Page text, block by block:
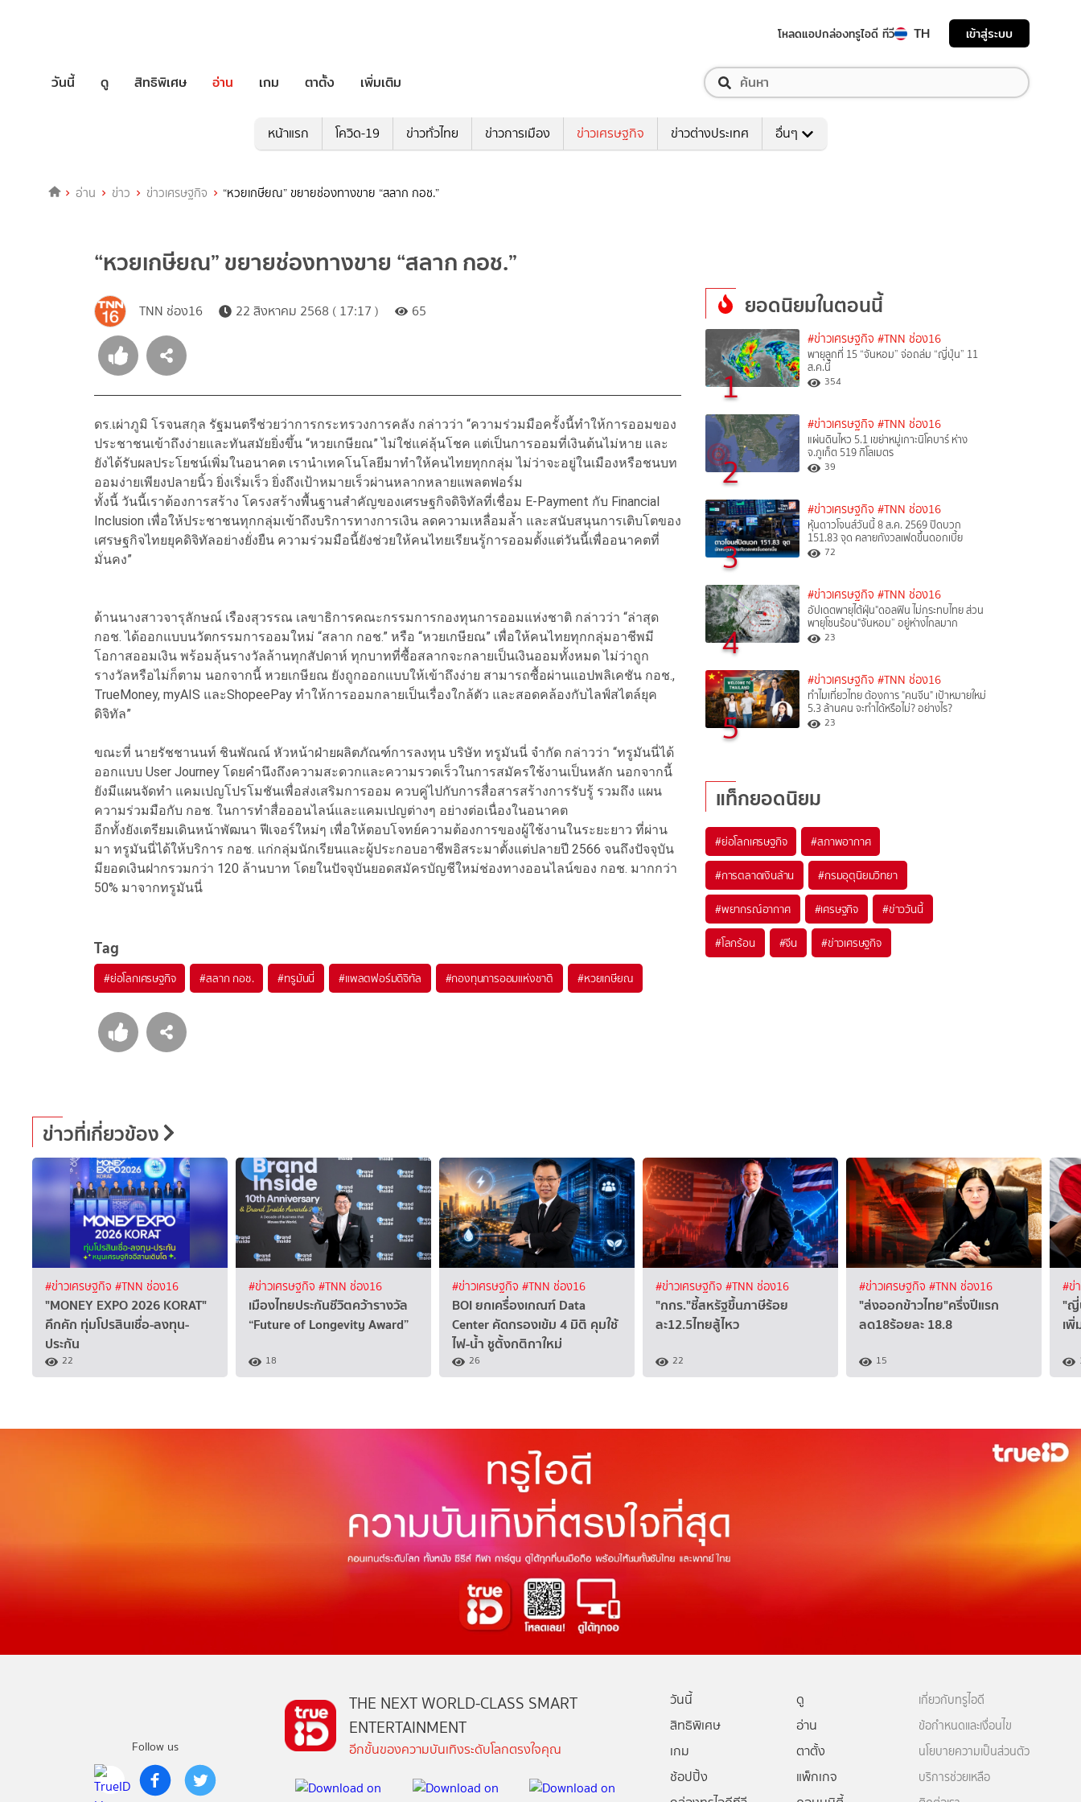
โหลดแอปกล่องทรูไอดี ทีวี TH เข้าสู่ระบบ
วันนี้ ดู สิทธิพิเศษ อ่าน เกม ตาตั้ง เพิ่มเติม
หน้าแรก โควิด-19 ข่าวทั่วไทย ข่าวการเมือง ข่าวเศรษฐกิจ ข่าวต่างประเทศ อื่นๆ
อ่าน ข่าว ข่าวเศรษฐกิจ “หวยเกษียณ” ขยายช่องทางขาย “สลาก กอช.”
“หวยเกษียณ” ขยายช่องทางขาย “สลาก กอช.”
TNN ช่อง16 22 สิงหาคม 2568 ( 17:17 ) 65
ดร.เผ่าภูมิ โรจนสกุล รัฐมนตรีช่วยว่าการกระทรวงการคลัง กล่าวว่า “ความร่วมมือครั้งนี้ทำให้การออมของ
ประชาชนเข้าถึงง่ายและทันสมัยยิ่งขึ้น “หวยเกษียณ” ไม่ใช่แค่ลุ้นโชค แต่เป็นการออมที่เงินต้นไม่หาย และ
ยังได้รับผลประโยชน์เพิ่มในอนาคต เรานำเทคโนโลยีมาทำให้คนไทยทุกกลุ่ม ไม่ว่าจะอยู่ในเมืองหรือชนบท
ออมง่ายเพียงปลายนิ้ว ยิ่งเริ่มเร็ว ยิ่งถึงเป้าหมายเร็วผ่านหลากหลายแพลตฟอร์ม
ทั้งนี้ วันนี้เราต้องการสร้าง โครงสร้างพื้นฐานสำคัญของเศรษฐกิจดิจิทัลที่เชื่อม E-Payment กับ Financial
Inclusion เพื่อให้ประชาชนทุกกลุ่มเข้าถึงบริการทางการเงิน ลดความเหลื่อมล้ำ และสนับสนุนการเติบโตของ
เศรษฐกิจไทยยุคดิจิทัลอย่างยั่งยืน ความร่วมมือนี้ยังช่วยให้คนไทยเรียนรู้การออมตั้งแต่วันนี้เพื่ออนาคตที่
มั่นคง”
ด้านนางสาวจารุลักษณ์ เรืองสุวรรณ เลขาธิการคณะกรรมการกองทุนการออมแห่งชาติ กล่าวว่า “ล่าสุด
กอช. ได้ออกแบบนวัตกรรมการออมใหม่ “สลาก กอช.” หรือ “หวยเกษียณ” เพื่อให้คนไทยทุกกลุ่มอาชีพมี
โอกาสออมเงิน พร้อมลุ้นรางวัลล้านทุกสัปดาห์ ทุกบาทที่ซื้อสลากจะกลายเป็นเงินออมทั้งหมด ไม่ว่าถูก
รางวัลหรือไม่ก็ตาม นอกจากนี้ หวยเกษียณ ยังถูกออกแบบให้เข้าถึงง่าย สามารถซื้อผ่านแอปพลิเคชัน กอช.,
TrueMoney, myAIS และShopeePay ทำให้การออมกลายเป็นเรื่องใกล้ตัว และสอดคล้องกับไลฟ์สไตล์ยุค
ดิจิทัล”
ขณะที่ นายรัชชานนท์ ชินพัณณ์ หัวหน้าฝ่ายผลิตภัณฑ์การลงทุน บริษัท ทรูมันนี่ จำกัด กล่าวว่า “ทรูมันนี่ได้
ออกแบบ User Journey โดยคำนึงถึงความสะดวกและความรวดเร็วในการสมัครใช้งานเป็นหลัก นอกจากนี้
ยังมีแผนจัดทำ แคมเปญโปรโมชันเพื่อส่งเสริมการออม ควบคู่ไปกับการสื่อสารสร้างการรับรู้ รวมถึง แผน
ความร่วมมือกับ กอช. ในการทำสื่อออนไลน์และแคมเปญต่างๆ อย่างต่อเนื่องในอนาคต
อีกทั้งยังเตรียมเดินหน้าพัฒนา ฟีเจอร์ใหม่ๆ เพื่อให้ตอบโจทย์ความต้องการของผู้ใช้งานในระยะยาว ที่ผ่าน
มา ทรูมันนี่ได้ให้บริการ กอช. แก่กลุ่มนักเรียนและผู้ประกอบอาชีพอิสระมาตั้งแต่ปลายปี 2566 จนถึงปัจจุบัน
มียอดเงินฝากรวมกว่า 120 ล้านบาท โดยในปัจจุบันยอดสมัครบัญชีใหม่ช่องทางออนไลน์ของ กอช. มากกว่า
50% มาจากทรูมันนี่
Tag
#ย่อโลกเศรษฐกิจ #สลาก กอช. #ทรูมันนี่ #แพลตฟอร์มดิจิทัล #กองทุนการออมแห่งชาติ #หวยเกษียณ
ยอดนิยมในตอนนี้
1
#ข่าวเศรษฐกิจ #TNN ช่อง16
พายุลูกที่ 15 “จันหอม” จ่อถล่ม “ญี่ปุ่น” 11
ส.ค.นี้
354
2
#ข่าวเศรษฐกิจ #TNN ช่อง16
แผ่นดินไหว 5.1 เขย่าหมู่เกาะนิโคบาร์ ห่าง
จ.ภูเก็ต 519 กิโลเมตร
39
3
#ข่าวเศรษฐกิจ #TNN ช่อง16
หุ้นดาวโจนส์วันนี้ 8 ส.ค. 2569 ปิดบวก
151.83 จุด คลายกังวลเฟดขึ้นดอกเบี้ย
72
4
#ข่าวเศรษฐกิจ #TNN ช่อง16
อัปเดตพายุไต้ฝุ่น"ดอลฟิน ไม่กระทบไทย ส่วน
พายุโซนร้อน"จันหอม” อยู่ห่างไกลมาก
23
5
#ข่าวเศรษฐกิจ #TNN ช่อง16
ทำไมเที่ยวไทย ต้องการ "คนจีน" เป้าหมายใหม่
5.3 ล้านคน จะทำได้หรือไม่? อย่างไร?
23
แท็กยอดนิยม
#ย่อโลกเศรษฐกิจ #สภาพอากาศ
#การตลาดเงินล้าน #กรมอุตุนิยมวิทยา
#พยากรณ์อากาศ #เศรษฐกิจ #ข่าววันนี้
#โลกร้อน #จีน #ข่าวเศรษฐกิจ
ข่าวที่เกี่ยวข้อง
#ข่าวเศรษฐกิจ #TNN ช่อง16
"MONEY EXPO 2026 KORAT"
คึกคัก ทุ่มโปรสินเชื่อ-ลงทุน-
ประกัน
22
#ข่าวเศรษฐกิจ #TNN ช่อง16
เมืองไทยประกันชีวิตคว้ารางวัล
“Future of Longevity Award”
18
#ข่าวเศรษฐกิจ #TNN ช่อง16
BOI ยกเครื่องเกณฑ์ Data
Center คัดกรองเข้ม 4 มิติ คุมใช้
ไฟ-น้ำ ชูตั้งกติกาใหม่
26
#ข่าวเศรษฐกิจ #TNN ช่อง16
"กกร."ชี้สหรัฐขึ้นภาษีร้อย
ละ12.5ไทยสู้ไหว
22
#ข่าวเศรษฐกิจ #TNN ช่อง16
"ส่งออกข้าวไทย"ครึ่งปีแรก
ลด18ร้อยละ 18.8
15
#ข่
"ญี่
เพิ่
Follow us
THE NEXT WORLD-CLASS SMART
ENTERTAINMENT
อีกขั้นของความบันเทิงระดับโลกตรงใจคุณ
วันนี้
ดู
สิทธิพิเศษ
อ่าน
เกม
ตาตั้ง
ช้อปปิ้ง
แพ็กเกจ
เกี่ยวกับทรูไอดี
ข้อกำหนดและเงื่อนไข
นโยบายความเป็นส่วนตัว
บริการช่วยเหลือ